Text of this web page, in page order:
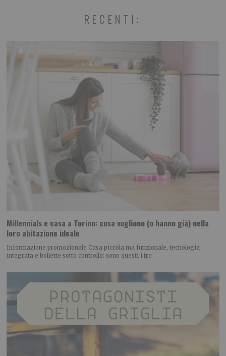
RECENTI:
Millennials e casa a Torino: cosa vogliono (o hanno già) nella
loro abitazione ideale
Informazione promozionale Casa piccola ma funzionale, tecnologia
integrata e bollette sotto controllo: sono questi i tre